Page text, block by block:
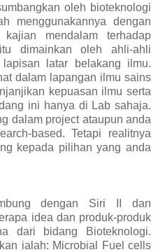
oleh bioteknologi
menggunakannya dengan
mendalam terhadap
dimainkan oleh ahli-ahli
latar belakang ilmu.
dalam lapangan ilmu sains
kepuasan ilmu serta
ini hanya di Lab sahaja.
dalam project ataupun anda
based. Tetapi realitnya
kepada pilihan yang anda
dengan Siri II dan
idea dan produk-produk
dari bidang Bioteknologi.
ialah: Microbial Fuel cells